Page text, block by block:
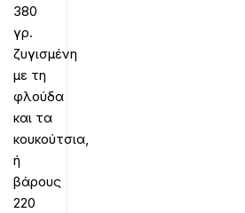
380
γρ.
ζυγισμένη
με τη
φλούδα
και τα
κουκούτσια,
ή
βάρους
220